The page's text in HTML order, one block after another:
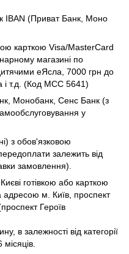
IBAN (Приват Банк, Моно
карткою Visa/MasterCard
магазині по
еЯсла, 7000 грн до
і т.д. (Код МСС 5641)
Монобанк, Сенс Банк (з
у
з обов'язковою
залежить від
замовлення).
готівкою або карткою
м. Київ, проспект
Героїв
в залежності від категорії